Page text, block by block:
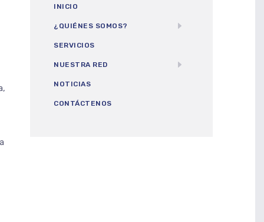
INICIO
¿QUIÉNES SOMOS?
SERVICIOS
NUESTRA RED
NOTICIAS
CONTÁCTENOS